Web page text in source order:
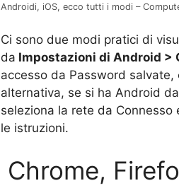
Androidi, iOS, ecco tutti i modi –
Ci sono due modi pratici di
da Impostazioni di Android >
accesso da Password salvate,
alternativa, se si ha Android
seleziona la rete da
le istruzioni.
Chrome,